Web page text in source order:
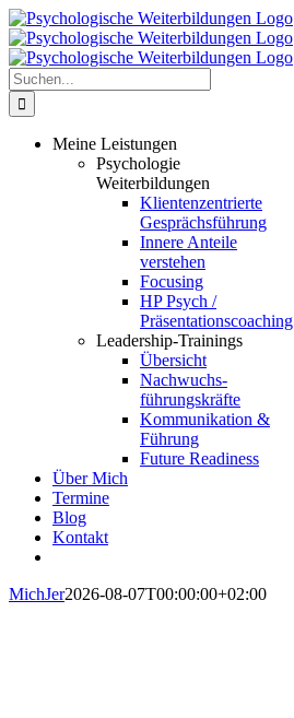
Zum
Inhalt
springen
Suche
nach:
Meine Leistungen
Psychologie
Weiterbildungen
Klientenzentrierte
Gesprächsführung
Innere Anteile
verstehen
Focusing
HP Psych /
Präsentationscoaching
Leadership-Trainings
Übersicht
Nachwuchs-
führungskräfte
Kommunikation &
Führung
Future Readiness
Über Mich
Termine
Blog
Kontakt
MichJer2026-08-07T00:00:00+02:00